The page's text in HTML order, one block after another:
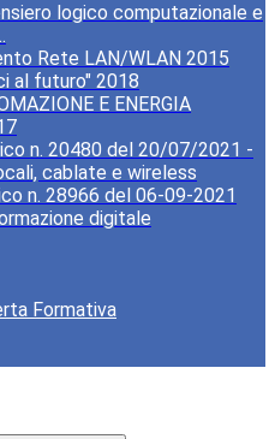
logico computazionale e
Rete LAN/WLAN 2015
al futuro" 2018
E ENERGIA
n. 20480 del 20/07/2021 -
cablate e wireless
n. 28966 del 06-09-2021
digitale
Formativa